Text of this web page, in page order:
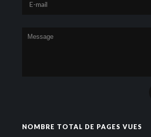
NOMBRE TOTAL DE PAGES VUES